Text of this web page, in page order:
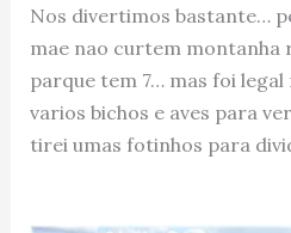
Nos divertimos bastante…
mae nao curtem montanha
parque tem 7… mas foi
varios bichos e aves para
tirei umas fotinhos para